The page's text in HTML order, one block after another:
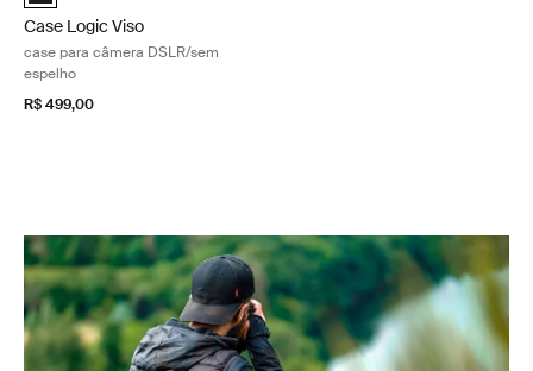
Case Logic Viso
case para câmera DSLR/sem
espelho
R$ 499,00